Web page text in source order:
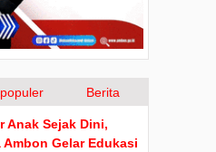
Berita
Anak Sejak Dini,
Ambon Gelar Edukasi